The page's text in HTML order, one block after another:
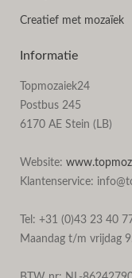
Creatief met mozaïek
Informatie
Topmozaiek24
Postbus 245
6170 AE Stein (LB)
Website:
Klantenservice:
Tel: +31 (0)43 23 40
Maandag t/m vrijdag